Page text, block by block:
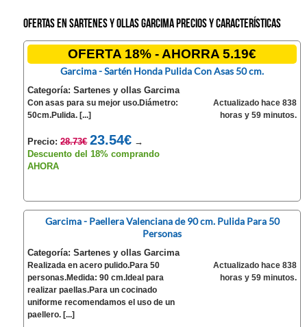
Ofertas en Sartenes y ollas Garcima precios y características
OFERTA 18% - AHORRA 5.19€
Garcima - Sartén Honda Pulida Con Asas 50 cm.
Categoría: Sartenes y ollas Garcima
Con asas para su mejor uso.Diámetro:
50cm.Pulida. [...]
Precio:28.73€ 23.54€ →
Descuento del 18% comprando
AHORA
Actualizado hace 838
horas y 59 minutos.
Garcima - Paellera Valenciana de 90 cm. Pulida Para 50
Personas
Categoría: Sartenes y ollas Garcima
Realizada en acero pulido.Para 50
personas.Medida: 90 cm.Ideal para
realizar paellas.Para un cocinado
uniforme recomendamos el uso de un
paellero. [...]
Actualizado hace 838
horas y 59 minutos.